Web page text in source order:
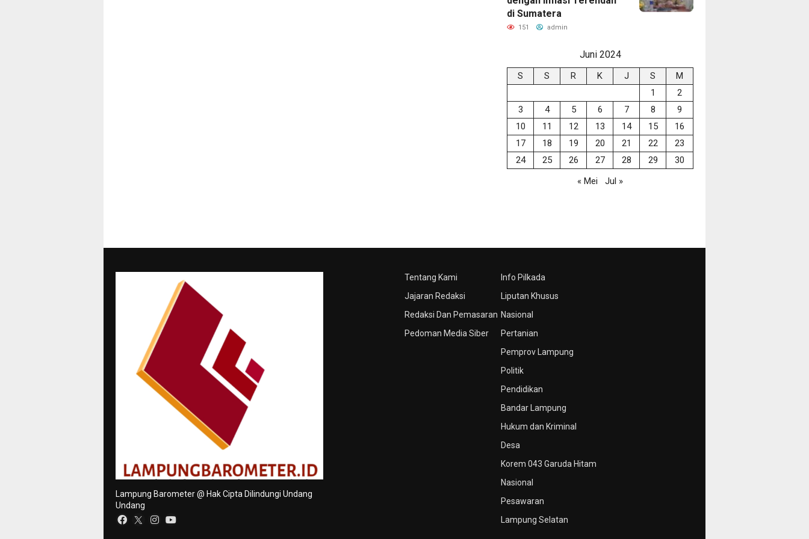
di Sumatera
151 admin
Juni 2024
S S R K J S
M
1
2
3
4 5 6 7 8
9
10
11 12 13 14 15
16
17
18 19 20 21 22
23
24
25 26 27 28 29
30
« Mei
Jul »
Tentang Kami
Jajaran Redaksi
Redaksi Dan Pemasaran
Pedoman Media Siber
Info Pilkada
Liputan Khusus
Nasional
Pertanian
Pemprov Lampung
Politik
Pendidikan
Bandar Lampung
Hukum dan Kriminal
Desa
Korem 043 Garuda Hitam
Nasional
Pesawaran
Lampung Selatan
Lampung Barometer @ Hak Cipta Dilindungi Undang
Undang